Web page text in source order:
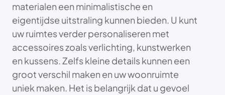
materialen een minimalistische en
eigentijdse uitstraling kunnen bieden. U kunt
uw ruimtes verder personaliseren met
accessoires zoals verlichting, kunstwerken
en kussens. Zelfs kleine details kunnen een
groot verschil maken en uw woonruimte
uniek maken. Het is belangrijk dat u gevoel